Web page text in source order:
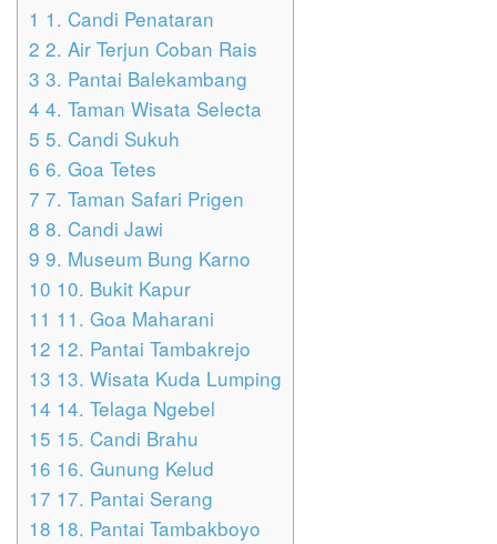
1 1. Candi Penataran
2 2. Air Terjun Coban Rais
3 3. Pantai Balekambang
4 4. Taman Wisata Selecta
5 5. Candi Sukuh
6 6. Goa Tetes
7 7. Taman Safari Prigen
8 8. Candi Jawi
9 9. Museum Bung Karno
10 10. Bukit Kapur
11 11. Goa Maharani
12 12. Pantai Tambakrejo
13 13. Wisata Kuda Lumping
14 14. Telaga Ngebel
15 15. Candi Brahu
16 16. Gunung Kelud
17 17. Pantai Serang
18 18. Pantai Tambakboyo